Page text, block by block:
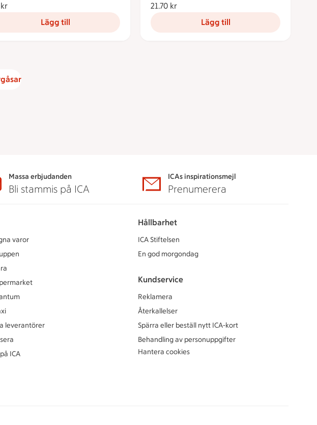
Lägg till
21.70 kr
Lägg till
Massa erbjudanden
Bli stammis på ICA
ICAs inspirationsmejl
Prenumerera
varor
leverantörer
ICA
Hållbarhet
ICA Stiftelsen
En god morgondag
Kundservice
Reklamera
Återkallelser
Spärra eller beställ nytt ICA-kort
Behandling av personuppgifter
Hantera cookies